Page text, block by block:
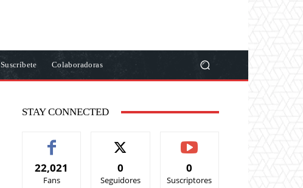
Suscríbete Colaboradoras
STAY CONNECTED
22,021
Fans
0
Seguidores
0
Suscriptores